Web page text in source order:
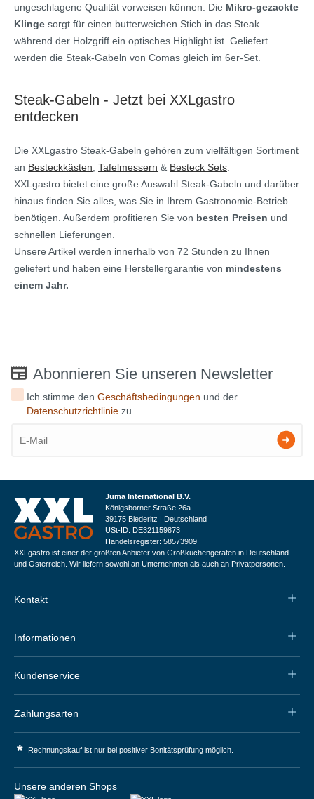
ungeschlagene Qualität vorweisen können. Die Mikro-gezackte
Klinge sorgt für einen butterweichen Stich in das Steak
während der Holzgriff ein optisches Highlight ist. Geliefert
werden die Steak-Gabeln von Comas gleich im 6er-Set.
Steak-Gabeln - Jetzt bei XXLgastro
entdecken
Die XXLgastro Steak-Gabeln gehören zum vielfältigen Sortiment
an Besteckkästen Tafelmessern & Besteck Sets
XXLgastro bietet eine große Auswahl Steak-Gabeln und darüber
hinaus finden Sie alles, was Sie in Ihrem Gastronomie-Betrieb
benötigen. Außerdem profitieren Sie von besten Preisen und
schnellen Lieferungen.
Unsere Artikel werden innerhalb von 72 Stunden zu Ihnen
geliefert und haben eine Herstellergarantie von mindestens
einem Jahr.
Abonnieren Sie unseren Newsletter
Ich stimme denGeschäftsbedingungen und der
Datenschutzrichtlinie zu
Juma International B.V.
Königsborner Straße 26a
39175 Biederitz | Deutschland
USt-ID: DE321159873
Handelsregister: 58573909
XXLgastro ist einer der größten Anbieter von Großküchengeräten in Deutschland
und Österreich. Wir liefern sowohl an Unternehmen als auch an Privatpersonen.
Kontakt
Informationen
Kundenservice
Zahlungsarten
* Rechnungskauf ist nur bei positiver Bonitätsprüfung möglich.
Unsere anderen Shops